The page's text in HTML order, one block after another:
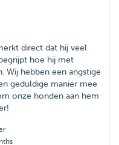
direct dat hij veel
hoe hij met
Wij hebben een angstige
geduldige manier mee
onze honden aan hem